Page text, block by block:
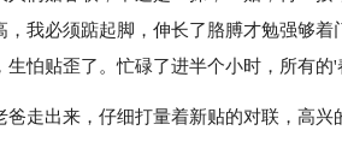
，我必须踮起脚，伸长了胳膊才勉强够
生怕贴歪了。忙碌了进半个小时，所有的'
爸走出来，仔细打量着新贴的对联，高